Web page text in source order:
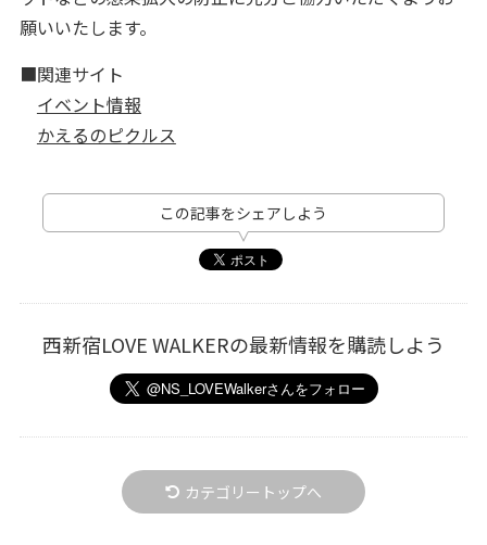
願いいたします。
■関連サイト
イベント情報
かえるのピクルス
この記事をシェアしよう
西新宿LOVE WALKERの最新情報を購読しよう
カテゴリートップへ